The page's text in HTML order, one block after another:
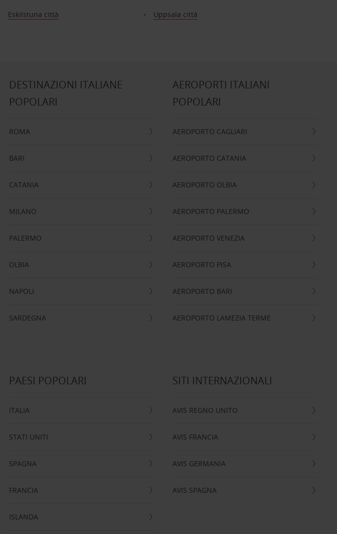
Eskilstuna città Uppsala città
DESTINAZIONI ITALIANE
POPOLARI
ROMA
BARI
CATANIA
MILANO
PALERMO
OLBIA
NAPOLI
SARDEGNA
AEROPORTI ITALIANI
POPOLARI
AEROPORTO CAGLIARI
AEROPORTO CATANIA
AEROPORTO OLBIA
AEROPORTO PALERMO
AEROPORTO VENEZIA
AEROPORTO PISA
AEROPORTO BARI
AEROPORTO LAMEZIA TERME
PAESI POPOLARI
ITALIA
STATI UNITI
SPAGNA
FRANCIA
ISLANDA
SITI INTERNAZIONALI
AVIS REGNO UNITO
AVIS FRANCIA
AVIS GERMANIA
AVIS SPAGNA